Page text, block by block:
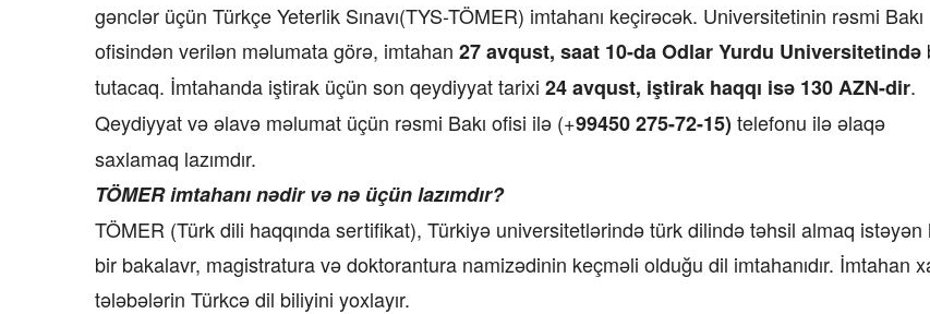
gənclər üçün Türkçe Yeterlik Sınavı(TYS-TÖMER) imtahanı keçirəcək. Universitetinin rəsmi Bakı
ofisindən verilən məlumata görə, imtahan 27 avqust, saat 10-da Odlar Yurdu Universitetində
tutacaq. İmtahanda iştirak üçün son qeydiyyat tarixi 24 avqust, iştirak haqqı isə 130 AZN-dir.
Qeydiyyat və əlavə məlumat üçün rəsmi Bakı ofisi ilə (+99450 275-72-15) telefonu ilə əlaqə
saxlamaq lazımdır.
TÖMER imtahanı nədir və nə üçün lazımdır?
TÖMER (Türk dili haqqında sertifikat), Türkiyə universitetlərində türk dilində təhsil almaq istəyən
bir bakalavr, magistratura və doktorantura namizədinin keçməli olduğu dil imtahanıdır. İmtahan
tələbələrin Türkcə dil biliyini yoxlayır.